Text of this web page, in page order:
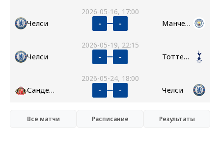
2026-05-16, 17:00
Челси - - Манчестер Сити
2026-05-19, 22:15
Челси - - Тоттенхэм
2026-05-24, 18:00
Сандерленд - - Челси
Все матчи Расписание Результаты